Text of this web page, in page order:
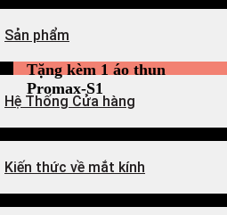
Tặng kèm 1 áo thun
Promax-S1
Sản phẩm
Hệ Thống Cửa hàng
Kiến thức về mắt kính